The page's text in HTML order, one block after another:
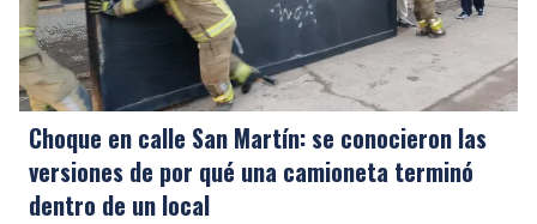
Choque en calle San Martín: se conocieron las
versiones de por qué una camioneta terminó
dentro de un local